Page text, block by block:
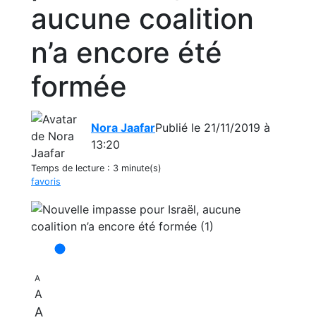
aucune coalition
n’a encore été
formée
Nora JaafarPublié le 21/11/2019 à
13:20
Temps de lecture : 3 minute(s)
favoris
A
A
A